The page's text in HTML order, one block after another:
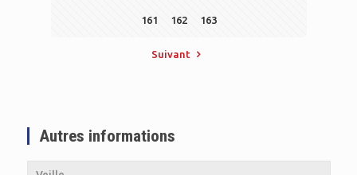
161 162 163
Suivant
Autres informations